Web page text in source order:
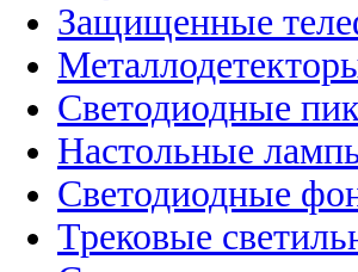
Защищенные
Светодиодные
Настольные
Светодиодные
Трековые